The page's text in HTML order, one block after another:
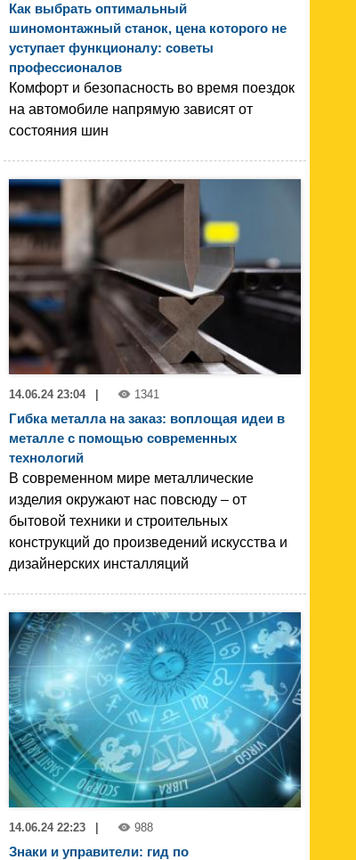
Как выбрать оптимальный
шиномонтажный станок, цена которого не
уступает функционалу: советы
профессионалов
Комфорт и безопасность во время поездок
на автомобиле напрямую зависят от
состояния шин
14.06.24 23:04 1341
Гибка металла на заказ: воплощая идеи в
металле с помощью современных
технологий
В современном мире металлические
изделия окружают нас повсюду – от
бытовой техники и строительных
конструкций до произведений искусства и
дизайнерских инсталляций
14.06.24 22:23 | 988
Знаки и управители: гид по